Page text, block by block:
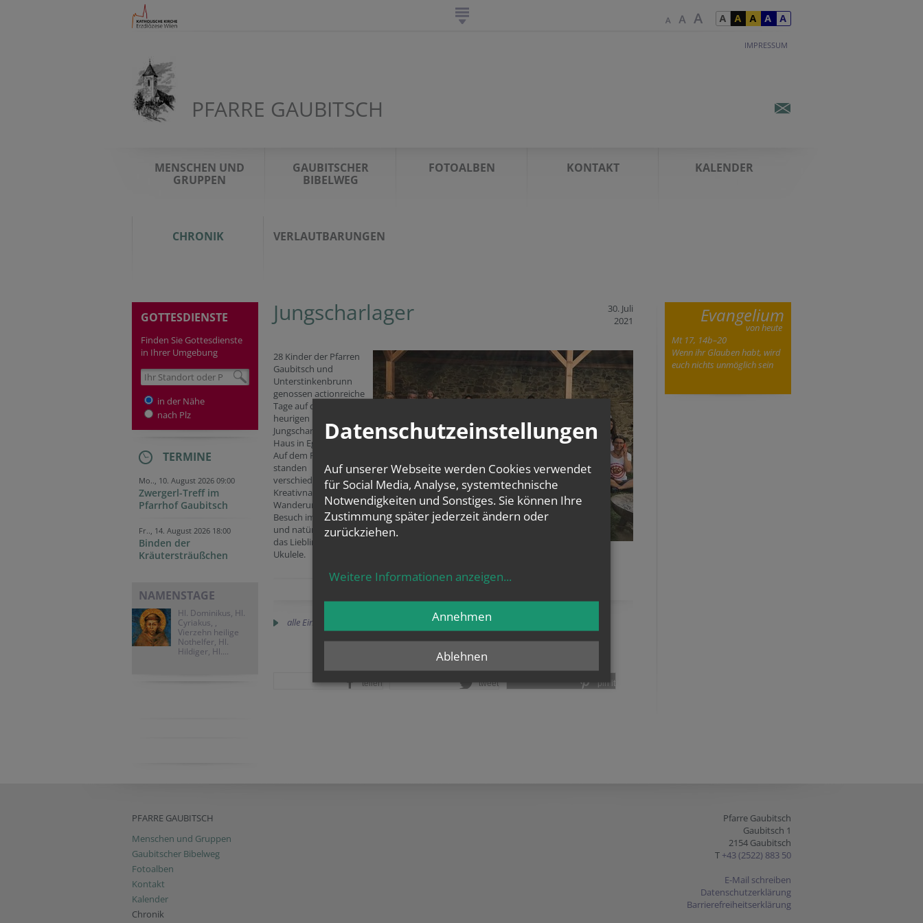
IMPRESSUM
PFARRE GAUBITSCH
MENSCHEN UND
GRUPPEN
GAUBITSCHER
BIBELWEG
FOTOALBEN KONTAKT KALENDER
CHRONIK VERLAUTBARUNGEN
GOTTESDIENSTE
Finden Sie Gottesdienste
in Ihrer Umgebung
in der Nähe
nach Plz
TERMINE
Mo.., 10. August 2026 09:00
Zwergerl-Treff im
Pfarrhof Gaubitsch
Fr.., 14. August 2026 18:00
Binden der
Kräutersträußchen
NAMENSTAGE
Hl. Dominikus, Hl.
Cyriakus, ,
Vierzehn heilige
Nothelfer, Hl.
Hildiger, Hl....
Jungscharlager
30. Juli
2021
28 Kinder der Pfarren
Gaubitsch und
Unterstinkenbrunn
genossen actionreiche
Tage auf dem
heurigen
Jungscharlager im K-
Haus in Eggenburg.
Auf dem Programm
standen
verschiedenste Spiele,
Kreativnachmittg,
Wanderung, ein
Besuch im Freibad -
und natürlich auch
das Lieblingsspiel
Ukulele.
alle Einträge anzeigen
teilen tweet pin it
Evangelium
von heute
Mt 17, 14b–20
Wenn ihr Glauben habt, wird
euch nichts unmöglich sein
PFARRE GAUBITSCH
Menschen und Gruppen
Gaubitscher Bibelweg
Fotoalben
Kontakt
Kalender
Chronik
Pfarre Gaubitsch
Gaubitsch 1
2154 Gaubitsch
T +43 (2522) 883 50
E-Mail schreiben
Datenschutzerklärung
Barrierefreiheitserklärung
Datenschutzeinstellungen
Auf unserer Webseite werden Cookies verwendet
für Social Media, Analyse, systemtechnische
Notwendigkeiten und Sonstiges. Sie können Ihre
Zustimmung später jederzeit ändern oder
zurückziehen.
Weitere Informationen anzeigen...
Ablehnen
Annehmen